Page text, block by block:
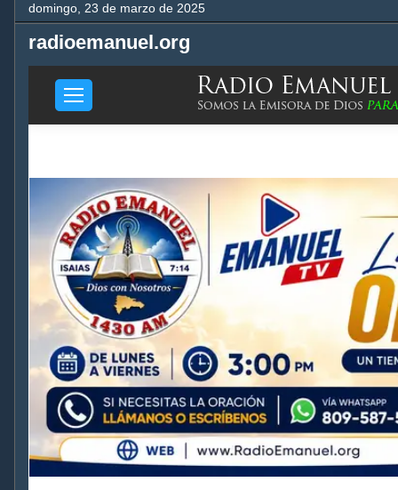
domingo, 23 de marzo de 2025
radioemanuel.org